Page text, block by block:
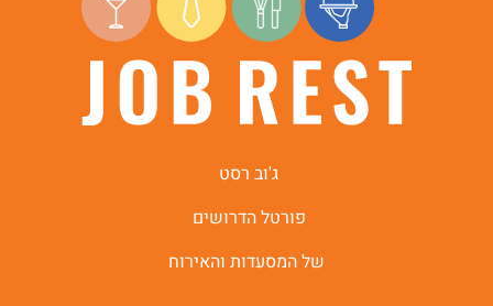
ג'וב רסט
פורטל הדרושים
של המסעדות והאירוח